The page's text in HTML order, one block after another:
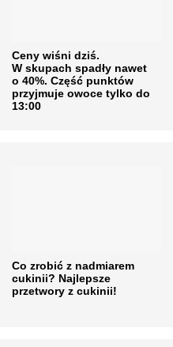
Ceny wiśni dziś.
W skupach spadły nawet
o 40%. Część punktów
przyjmuje owoce tylko do
13:00
Co zrobić z nadmiarem
cukinii? Najlepsze
przetwory z cukinii!